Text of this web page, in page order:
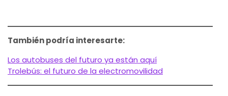
También podría interesarte:
Los autobuses del futuro ya están aquí
Trolebús: el futuro de la electromovilidad